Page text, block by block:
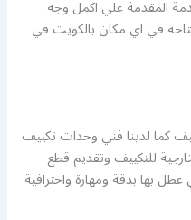
المقدمة علي اكمل وجه
في اي مكان بالكويت في
كما لدينا فني وحدات تكييف
للتكييف وتقديم قطع
عطل بها بدقة ومهارة واحترافية